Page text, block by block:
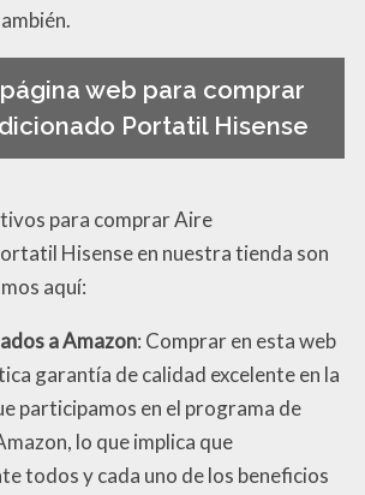
web para comprar
Portatil Hisense
para comprar Aire
Hisense en nuestra tienda son
aquí:
a Amazon: Comprar en esta web
garantía de calidad excelente en la
participamos en el programa de
lo que implica que
todos y cada uno de los beneficios